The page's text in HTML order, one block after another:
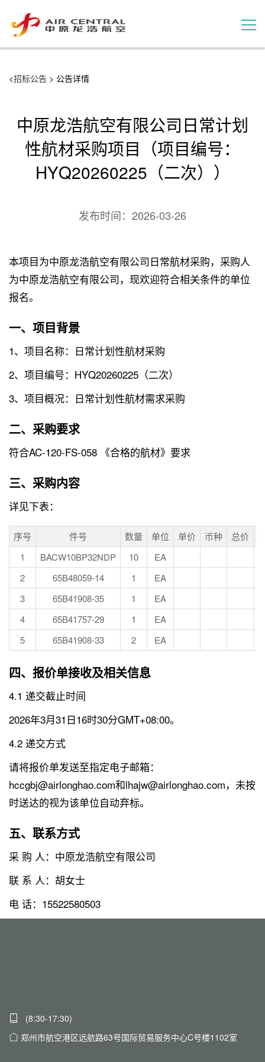
用户案例
联系我们
<招标公告 > 公告详情
中原龙浩航空有限公司日常计划
性航材采购项目（项目编号：
HYQ20260225（二次））
发布时间： 2026-03-26
本项目为中原龙浩航空有限公司日常航材采购，采购人
为中原龙浩航空有限公司，现欢迎符合相关条件的单位
报名。
一、项目背景
1、项目名称：日常计划性航材采购
2、项目编号：HYQ20260225（二次）
3、项目概况：日常计划性航材需求采购
二、采购要求
符合AC-120-FS-058 《合格的航材》要求
三、采购内容
详见下表：
序号 件号 数量 单位 单价 币种 总价
1
BACW10BP32NDP 10
EA
2
65B48059-14 1
EA
3
65B41908-35 1
EA
4
65B41757-29 1
EA
5
65B41908-33 2 EA
四、报价单接收及相关信息
4.1 递交截止时间
2026年3月31日16时30分GMT+08:00。
4.2 递交方式
请将报价单发送至指定电子邮箱：
hccgbj@airlonghao.com和lhajw@airlonghao.com，未按
时送达的视为该单位自动弃标。
五、联系方式
采 购 人：中原龙浩航空有限公司
联 系 人：胡女士
电 话：15522580503
(8:30-17:30)
郑州市航空港区远航路63号国际贸易服务中心C号楼1102室